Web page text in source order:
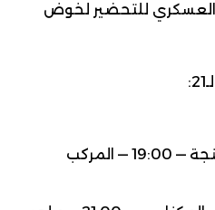
العسكري للتحضير لخوض
• المغرب الفاسي × اتحاد طنجة — 19:00 — المركب